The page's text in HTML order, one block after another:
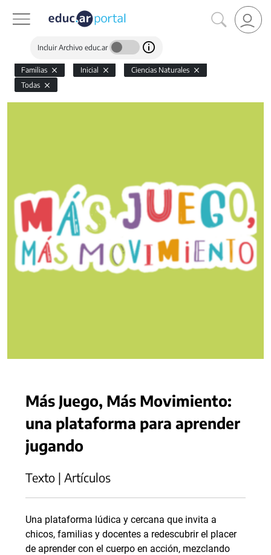
Incluir Archivo educ.ar
Familias Inicial
Ciencias Naturales
Todas
Más Juego, Más Movimiento:
una plataforma para aprender
jugando
Texto | Artículos
Una plataforma lúdica y cercana que invita a
chicos, familias y docentes a redescubrir el placer
de aprender con el cuerpo en acción, mezclando